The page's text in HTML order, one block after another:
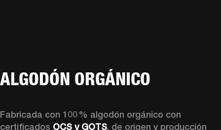
ALGODÓN ORGÁNICO
Fabricada con 100 % algodón orgánico con
certificados OCS y GOTS, de origen y producción